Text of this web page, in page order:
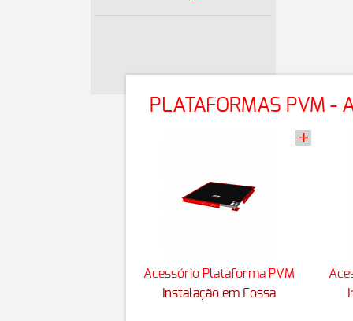
PLATAFORMAS PVM -
Acessório Plataforma PVM
Instalação em Fossa